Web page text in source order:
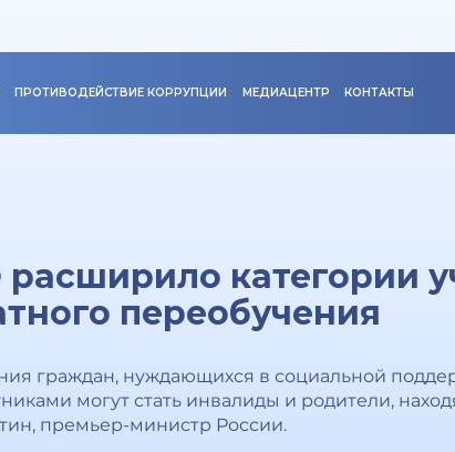
ПРОТИВОДЕЙСТВИЕ КОРРУПЦИИ МЕДИАЦЕНТР КОНТАКТЫ
категории
переобучения
граждан, нуждающихся в социальной
могут стать инвалиды и родители,
премьер-министр России.